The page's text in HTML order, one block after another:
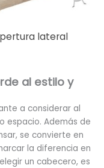
lateral
al estilo y
a considerar al
espacio. Además de
se convierte en
la diferencia en
un cabecero, es